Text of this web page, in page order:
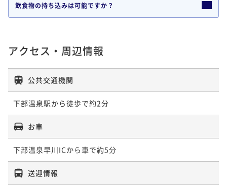
飲食物の持ち込みは可能ですか？
アクセス・周辺情報
公共交通機関
下部温泉駅から徒歩で約2分
お車
下部温泉早川ICから車で約5分
送迎情報